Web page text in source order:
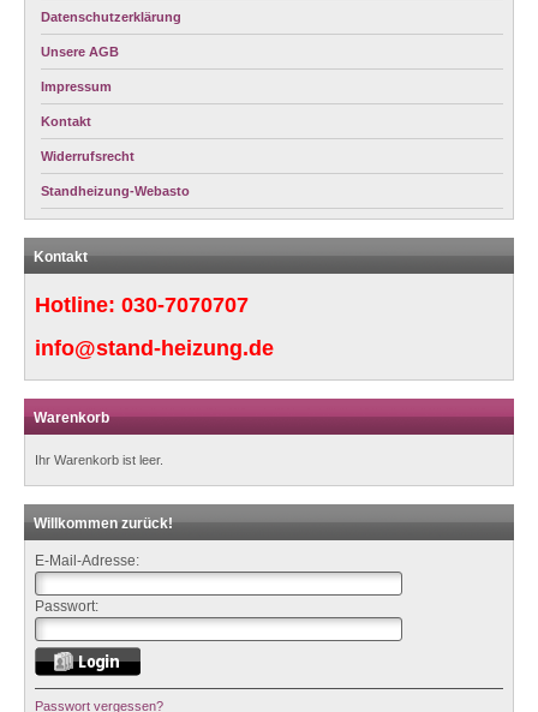
Datenschutzerklärung
Unsere AGB
Impressum
Kontakt
Widerrufsrecht
Standheizung-Webasto
Kontakt
Hotline: 030-7070707
info@stand-heizung.de
Warenkorb
Ihr Warenkorb ist leer.
Willkommen zurück!
E-Mail-Adresse:
Passwort:
Passwort vergessen?